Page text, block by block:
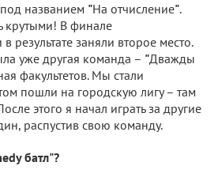
названием "На отчисление".
крутыми! В финале
результате заняли второе место.
уже другая команда – "Дважды
факультетов. Мы стали
пошли на городскую лигу – там
этого я начал играть за другие
распустив свою команду.
батл"?